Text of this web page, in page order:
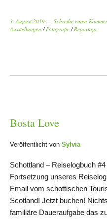
3. August 2019
Schreibe einen
Ausstellungen / Fotografie /Reportage
Bosta Love
Veröffentlicht von Sylvia
Schottland – Reiselogbuch
Fortsetzung unseres
Email vom schottischen
Scotland! Jetzt buchen!
familiäre Daueraufgabe das